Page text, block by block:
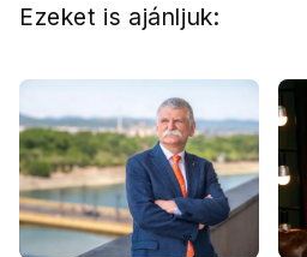
Ezeket is ajánljuk: